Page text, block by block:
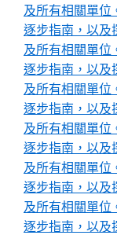
及所有相關單位
逐步指南，以及
及所有相關單位
逐步指南，以及
及所有相關單位
逐步指南，以及
及所有相關單位
逐步指南，以及
及所有相關單位
逐步指南，以及
及所有相關單位
逐步指南，以及